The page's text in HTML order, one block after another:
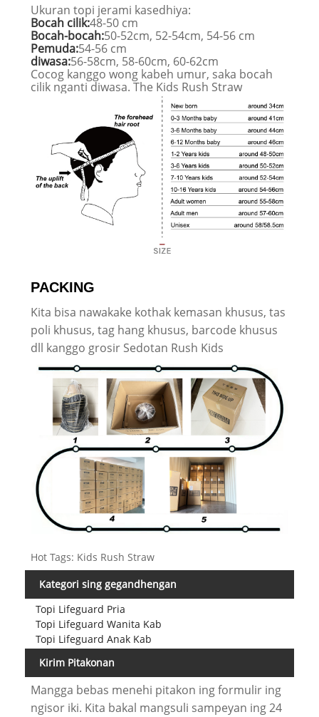
Ukuran topi jerami kasedhiya:
Bocah cilik:48-50 cm
Bocah-bocah:50-52cm, 52-54cm, 54-56 cm
Pemuda:54-56 cm
diwasa:56-58cm, 58-60cm, 60-62cm
Cocog kanggo wong kabeh umur, saka bocah
cilik nganti diwasa. The Kids Rush Straw
PACKING
Kita bisa nawakake kothak kemasan khusus, tas
poli khusus, tag hang khusus, barcode khusus
dll kanggo grosir Sedotan Rush Kids
Hot Tags: Kids Rush Straw
Kategori sing gegandhengan
Topi Lifeguard Pria
Topi Lifeguard Wanita Kab
Topi Lifeguard Anak Kab
Kirim Pitakonan
Mangga bebas menehi pitakon ing formulir ing
ngisor iki. Kita bakal mangsuli sampeyan ing 24